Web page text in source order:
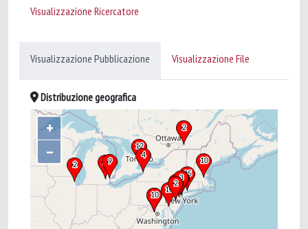
Visualizzazione Ricercatore
Visualizzazione Pubblicazione Visualizzazione File
Distribuzione geografica
+
–